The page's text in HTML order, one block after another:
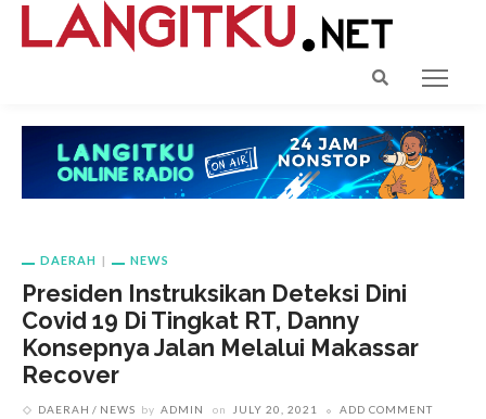
DAERAH NEWS
Presiden Instruksikan Deteksi Dini
Covid 19 Di Tingkat RT, Danny
Konsepnya Jalan Melalui Makassar
Recover
DAERAH NEWS by ADMIN on JULY 20, 2021 ADD COMMENT